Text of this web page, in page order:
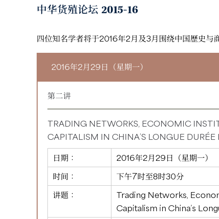
中华货殖论坛 2015-16
四位知名学者将于2016年2月及3月围绕中国歷史
2016年2月29日（星期一）
第二讲
TRADING NETWORKS, ECONOMIC
CAPITALISM IN CHINA’S LONGUE DURÉE
日期：
2016年2月29日（星期一）
时间：
下午7时至8时30分
讲题：
Trading Networks,
Capitalism in China’s